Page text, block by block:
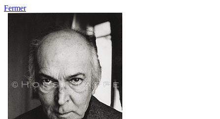
Fermer